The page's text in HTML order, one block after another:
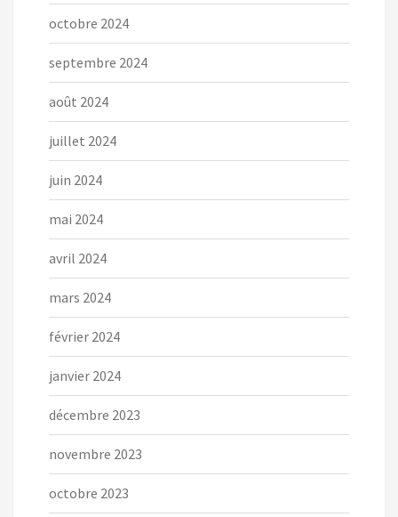
octobre 2024
septembre 2024
août 2024
juillet 2024
juin 2024
mai 2024
avril 2024
mars 2024
février 2024
janvier 2024
décembre 2023
novembre 2023
octobre 2023